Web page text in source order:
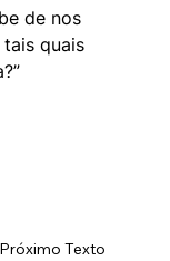
de nos
quais
Próximo Texto